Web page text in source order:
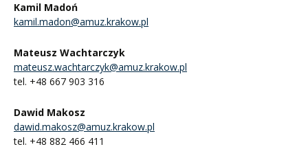
Kamil Madoń
kamil.madon@amuz.krakow.pl
Mateusz Wachtarczyk
mateusz.wachtarczyk@amuz.krakow.pl
tel. +48 667 903 316
Dawid Makosz
dawid.makosz@amuz.krakow.pl
tel. +48 882 466 411